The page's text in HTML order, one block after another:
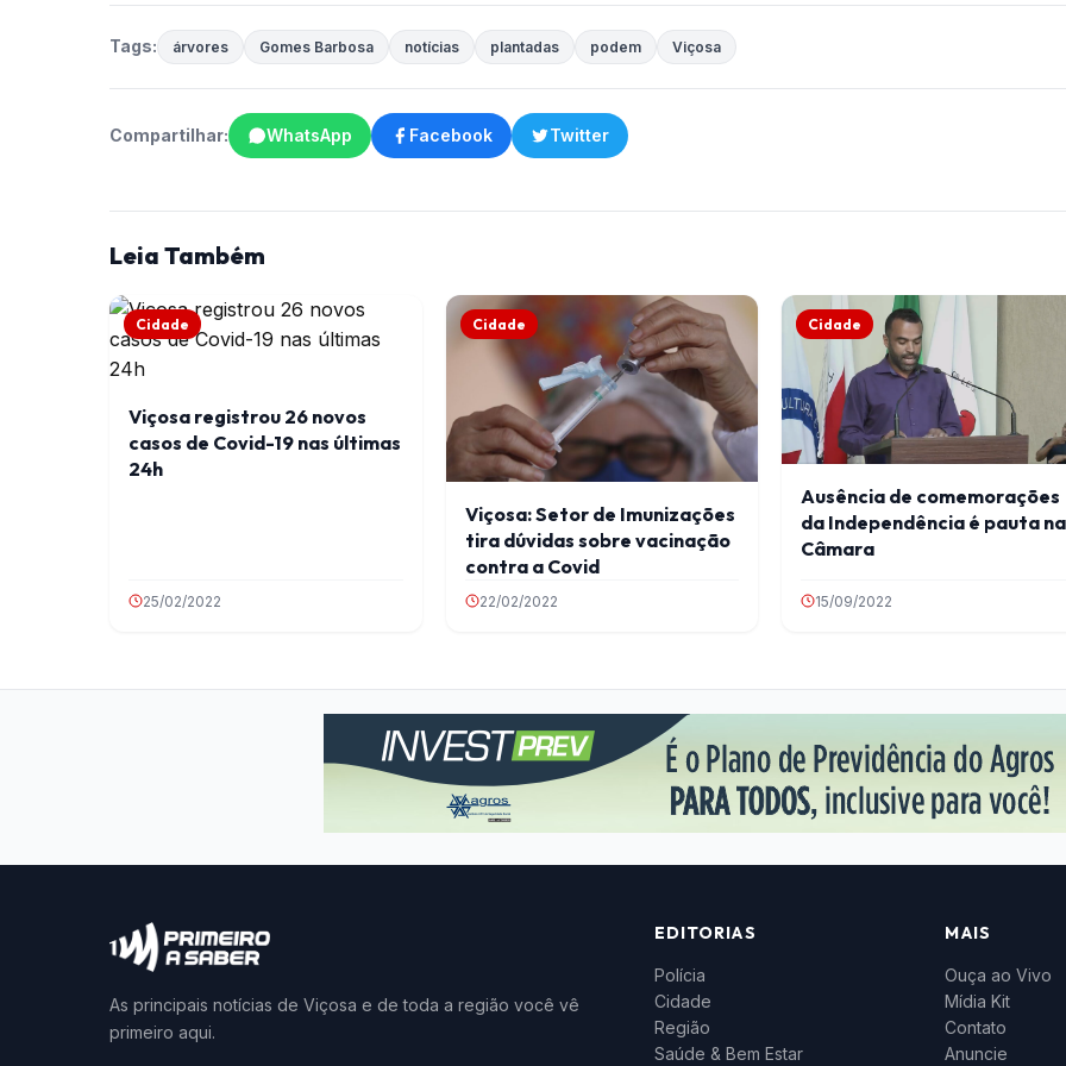
Tags: árvores Gomes Barbosa notícias plantadas podem Viçosa
Compartilhar: WhatsApp Facebook Twitter
Leia Também
Cidade
Viçosa registrou 26 novos
casos de Covid-19 nas últimas
24h
25/02/2022
Cidade
Viçosa: Setor de Imunizações
tira dúvidas sobre vacinação
contra a Covid
22/02/2022
Cidade
Ausência de comemorações
da Independência é pauta na
Câmara
15/09/2022
As principais notícias de Viçosa e de toda a região você vê
primeiro aqui.
EDITORIAS
Polícia
Cidade
Região
Saúde & Bem Estar
MAIS
Ouça ao Vivo
Mídia Kit
Contato
Anuncie